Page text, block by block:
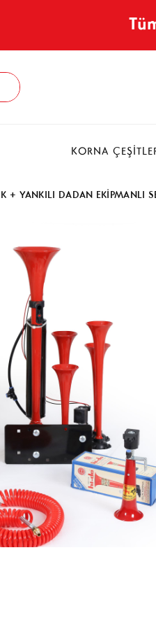
KORNA
+ YANKILI DADAN EKİPMANLI